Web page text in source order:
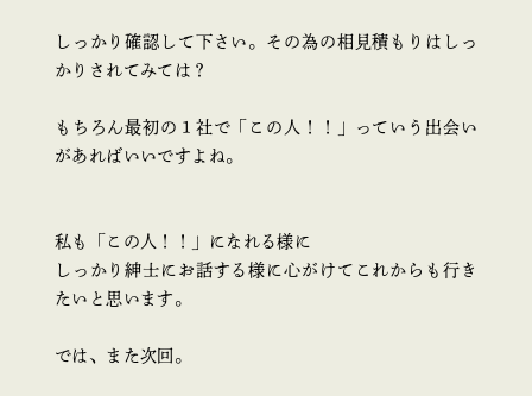
しっかり確認して下さい。その為の相見積もりはしっ
かりされてみては？
もちろん最初の１社で「この人！！」っていう出会い
があればいいですよね。
私も「この人！！」になれる様に
しっかり紳士にお話する様に心がけてこれからも行き
たいと思います。
では、また次回。